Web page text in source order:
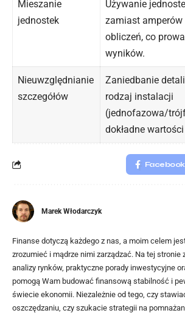
Mieszanie
jednostek
Używanie
zamiast amperów
obliczeń, co
wyników.
Nieuwzględnianie
szczegółów
Zaniedbanie
rodzaj instalacji
(jednofazowa/
dokładne
Facebook
Marek Włodarczyk
Finanse dotyczą każdego z nas, a moim celem
zrozumieć i mądrze nimi zarządzać. Na tej stronie
analizy rynków, praktyczne porady inwestycyjne
pomogą Wam budować finansową stabilność i
świecie ekonomii. Niezależnie od tego, czy
oszczędzaniu, czy szukacie strategii na